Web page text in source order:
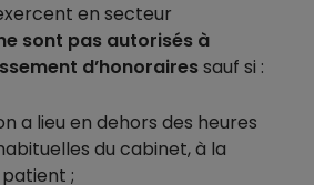
en secteur
sont pas autorisés à
d’honorairessauf si :
a lieu en dehors des heures
du cabinet, à la
;